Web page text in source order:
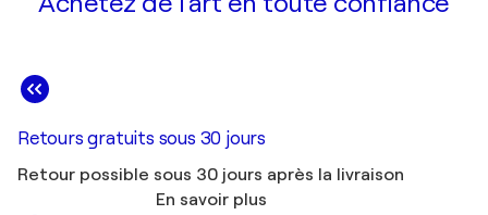
Retours gratuits sous 30 jours
Retour possible sous 30 jours après la livraison
En savoir plus